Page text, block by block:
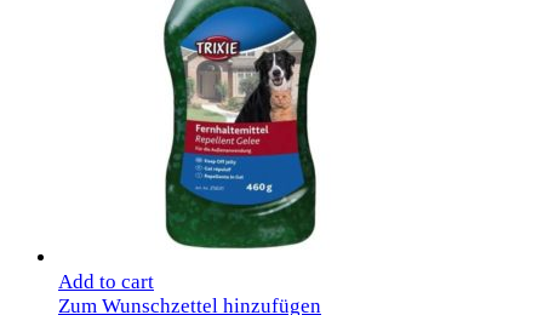
Add to cart
Zum Wunschzettel hinzufügen